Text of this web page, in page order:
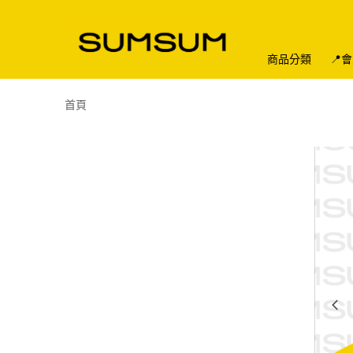
商品分類 📍
首頁